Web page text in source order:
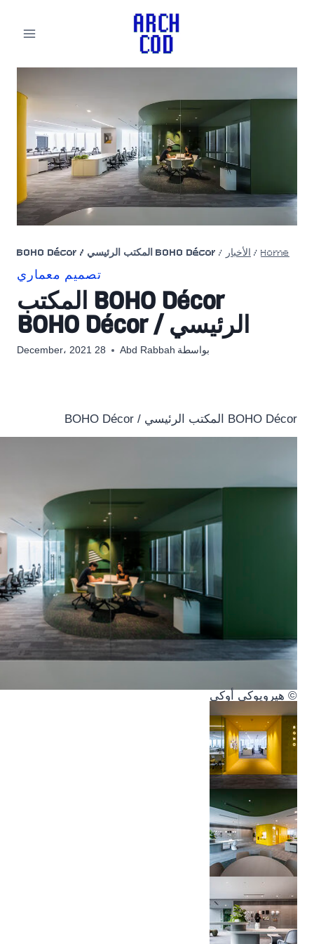
Home
/ الأخبار / BOHO Décor المكتب الرئيسي / BOHO Décor
تصميم معماري
BOHO Décor المكتب
الرئيسي / BOHO Décor
بواسطة Abd Rabbah 28 December، 2021
BOHO Décor المكتب الرئيسي / BOHO Décor
© هيرويوكي أوكي